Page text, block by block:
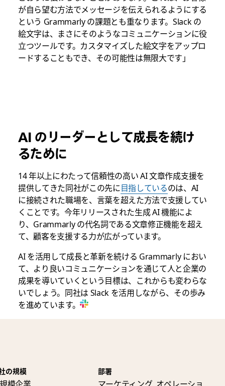
が自ら望む方法でメッセージを伝えられるようにする
という Grammarly の課題とも重なります。Slack の
絵文字は、まさにそのようなコミュニケーションに役
立つツールです。カスタマイズした絵文字をアップロ
ードすることもでき、その可能性は無限大です」
AI のリーダーとして成長を続け
るために
14 年以上にわたって信頼性の高い AI 文章作成支援を
提供してきた同社がこの先に目指しているのは、AI
に接続された職場を、言葉を超えた方法で支援してい
くことです。今年リリースされた生成 AI 機能によ
り、Grammarly の代名詞である文章修正機能を超え
て、顧客を支援する力が広がっています。
AI を活用して成長と革新を続ける Grammarly におい
て、より良いコミュニケーションを通じて人と企業の
成果を導いていくという目標は、これからも変わらな
いでしょう。同社は Slack を活用しながら、その歩み
を進めています。
の規模 部署